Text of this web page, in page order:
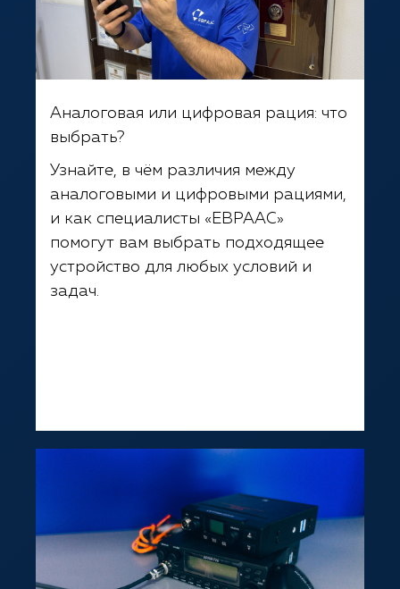
Аналоговая или цифровая рация: что
выбрать?
Узнайте, в чём различия между
аналоговыми и цифровыми рациями,
и как специалисты «ЕВРААС»
помогут вам выбрать подходящее
устройство для любых условий и
задач.